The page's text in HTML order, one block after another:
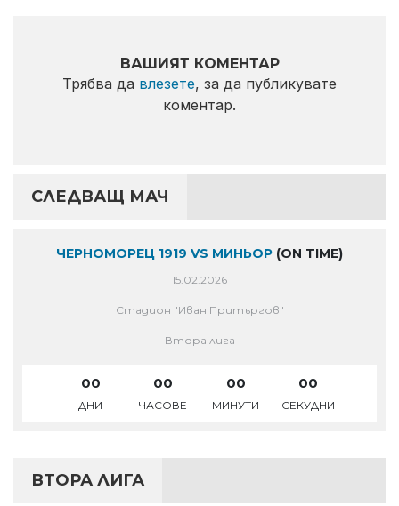
ВАШИЯТ КОМЕНТАР
Трябва да влезете, за да публикувате
коментар.
СЛЕДВАЩ МАЧ
ЧЕРНОМОРЕЦ 1919 VS МИНЬОР (ON TIME)
15.02.2026
Стадион "Иван Притъргов"
Втора лига
00
ДНИ
00
ЧАСОВЕ
00
МИНУТИ
00
СЕКУДНИ
ВТОРА ЛИГА